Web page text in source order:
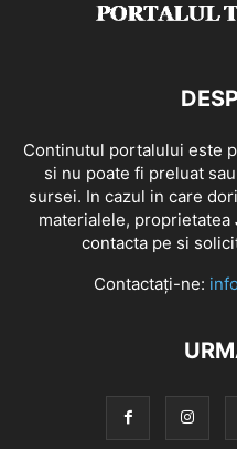
Continutul portalului este
si nu poate fi preluat
sursei. In cazul in care
materialele, proprietatea
contacta pe si
Contactați-ne: